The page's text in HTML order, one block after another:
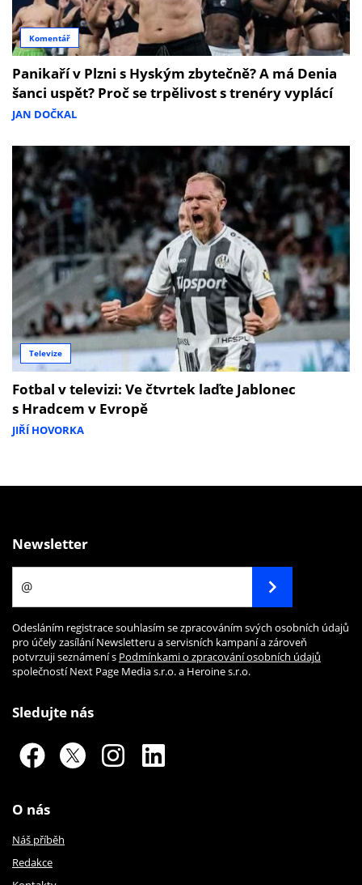
Komentář
Panikaří v Plzni s Hyským zbytečně? A má Denia
šanci uspět? Proč se trpělivost s trenéry vyplácí
JAN DOČKAL
Televize
Fotbal v televizi: Ve čtvrtek laďte Jablonec
s Hradcem v Evropě
JIŘÍ HOVORKA
Newsletter
Odesláním registrace souhlasím se zpracováním svých osobních údajů
pro účely zasílání Newsletteru a servisních kampaní a zároveň
potvrzuji seznámení s Podmínkami o zpracování osobních údajů
společností Next Page Media s.r.o. a Heroine s.r.o.
Sledujte nás
O nás
Náš příběh
Redakce